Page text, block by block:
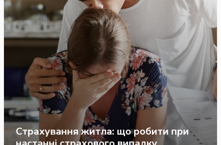
Страхування житла: що робити при